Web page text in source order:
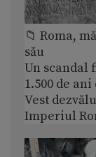
📁 Roma,
său
Un scandal
1.500 de
Vest
Imperiul